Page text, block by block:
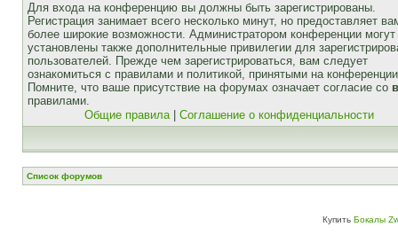
Для входа на конференцию вы должны быть зарегистрированы.
Регистрация занимает всего несколько минут, но предоставляет
более широкие возможности. Администратором конференции
установлены также дополнительные привилегии для
пользователей. Прежде чем зарегистрироваться, вам следует
ознакомиться с правилами и политикой, принятыми на
Помните, что ваше присутствие на форумах означает согласие со
правилами.
Общие правила| Соглашение о конфиденциальности
Список форумов
Купить Бокалы